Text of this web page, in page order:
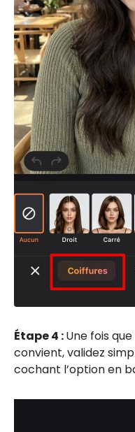
Étape 4 :Une fois
convient, validez
cochant l’option en